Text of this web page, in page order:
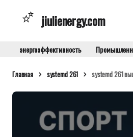
jiulienergy.com
энергоэффективность
Главная systemd 261 systemd 261